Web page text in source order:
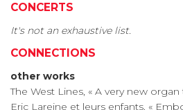
CONCERTS
It's not an exhaustive list.
CONNECTIONS
other works
The West Lines, « A very new organ
Eric Lareine et leurs enfants, «